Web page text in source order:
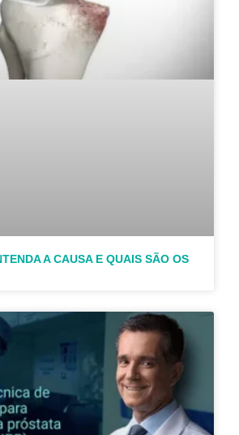
A CAUSA E QUAIS SÃO OS